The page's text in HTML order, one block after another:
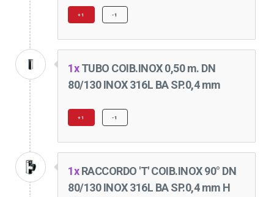
+1 -1
1xTUBO COIB.INOX 0,50 m. DN
80/130 INOX 316L BA SP.0,4 mm
+1 -1
1xRACCORDO 'T' COIB.INOX 90° DN
80/130 INOX 316L BA SP.0,4 mm H